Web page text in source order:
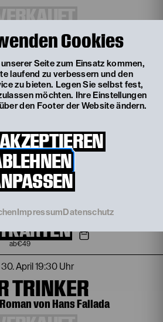
Cookies
Seite zum Einsatz kommen,
laufend zu verbessern und den
zu bieten. Legen Sie selbst fest,
möchten. Ihre Einstellungen
den Footer der Website ändern.
Impressum Datenschutz
10. April19:30 Uhr
TRINKER
von Hans Fallada
28. April19:30 Uhr
TRINKER
von Hans Fallada
€49
30. April 19:30 Uhr
TRINKER
von Hans Fallada